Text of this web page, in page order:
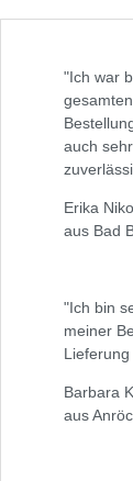
"Ich war
auch
Erika
aus Bad
"Ich bin
meiner
Barbara
aus